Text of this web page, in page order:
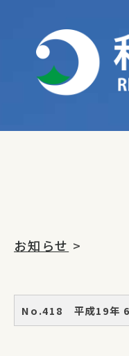
content
お知らせ >
No.418 平成19年